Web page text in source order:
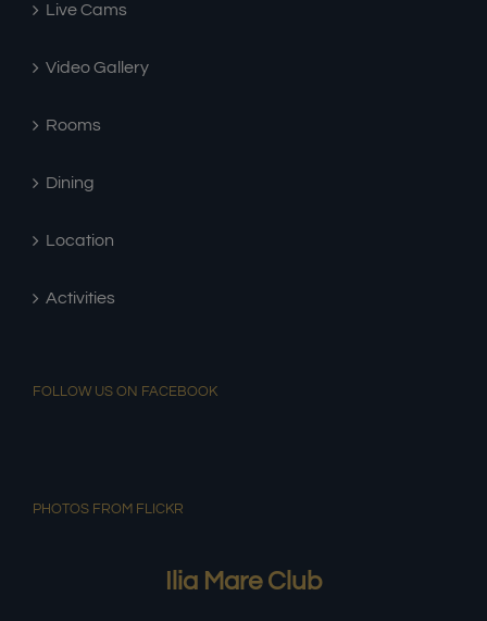
Live Cams
Video Gallery
Rooms
Dining
Location
Activities
FOLLOW US ON FACEBOOK
PHOTOS FROM FLICKR
Ilia Mare Club